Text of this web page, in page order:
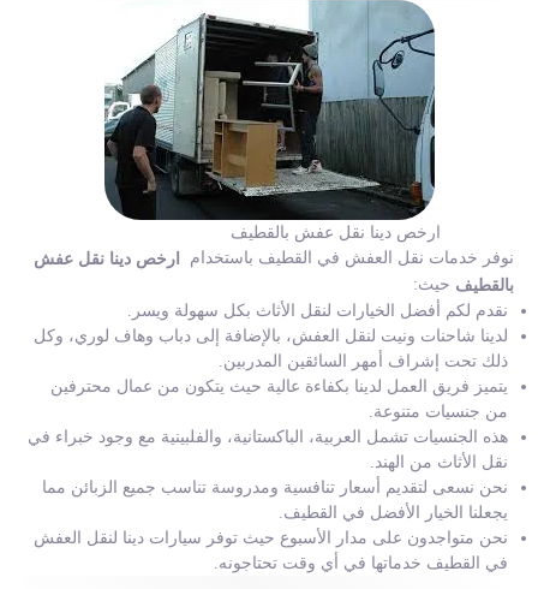
ارخص دينا نقل عفش بالقطيف
نوفر خدمات نقل العفش في القطيف باستخدام
ارخص دينا نقل عفش
بالقطيف حيث:
نقدم لكم أفضل الخيارات لنقل الأثاث بكل سهولة ويسر.
لدينا شاحنات ونيت لنقل العفش، بالإضافة إلى دباب وهاف لوري، وكل
ذلك تحت إشراف أمهر السائقين المدربين.
يتميز فريق العمل لدينا بكفاءة عالية حيث يتكون من عمال محترفين
من جنسيات متنوعة.
هذه الجنسيات تشمل العربية، الباكستانية، والفلبينية مع وجود خبراء في
نقل الأثاث من الهند.
نحن نسعى لتقديم أسعار تنافسية ومدروسة تناسب جميع الزبائن مما
يجعلنا الخيار الأفضل في القطيف.
نحن متواجدون على مدار الأسبوع حيث توفر سيارات دينا لنقل العفش
في القطيف خدماتها في أي وقت تحتاجونه.